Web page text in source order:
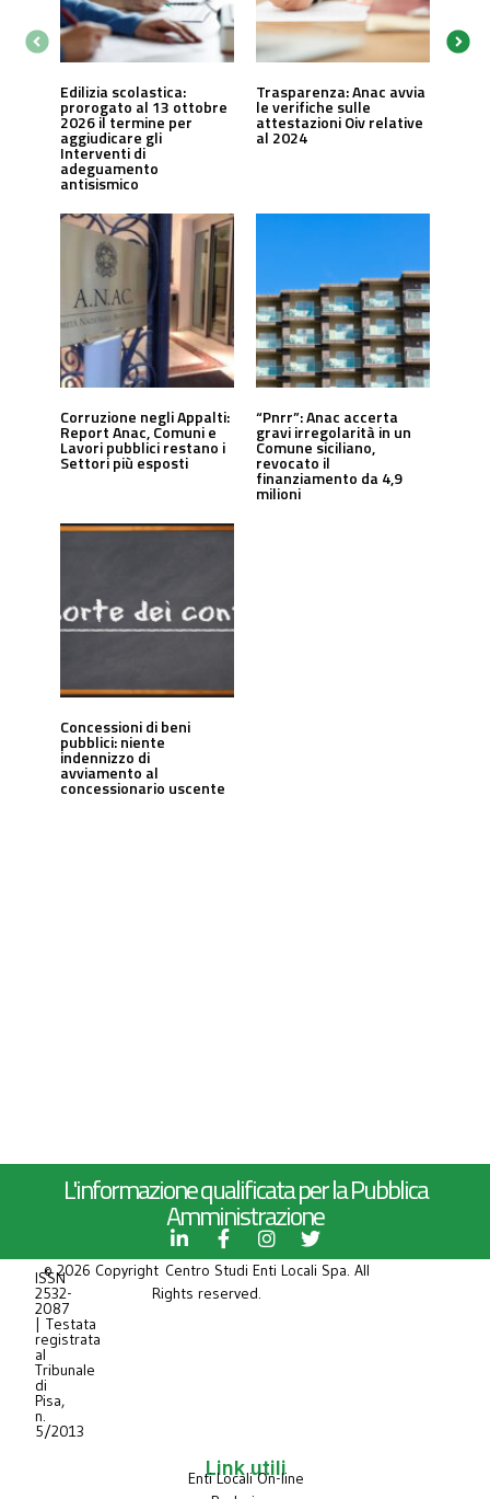
Edilizia scolastica:
prorogato al 13 ottobre
2026 il termine per
aggiudicare gli
Interventi di
adeguamento
antisismico
Trasparenza: Anac avvia
le verifiche sulle
attestazioni Oiv relative
al 2024
Corruzione negli Appalti:
Report Anac, Comuni e
Lavori pubblici restano i
Settori più esposti
“Pnrr”: Anac accerta
gravi irregolarità in un
Comune siciliano,
revocato il
finanziamento da 4,9
milioni
Concessioni di beni
pubblici: niente
indennizzo di
avviamento al
concessionario uscente
L'informazione qualificata per la Pubblica
Amministrazione
ISSN
2532-
2087
| Testata
registrata
al
Tribunale
di
Pisa,
n.
5/2013
© 2026 Copyright Centro Studi Enti Locali Spa. All
Rights reserved.
Link utili
Enti Locali On-line